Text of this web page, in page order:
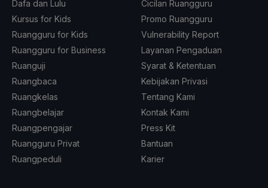
Dafa dan Lulu
Kursus for Kids
Ruangguru for Kids
Ruangguru for Business
Ruanguji
Ruangbaca
Ruangkelas
Ruangbelajar
Ruangpengajar
Ruangguru Privat
Ruangpeduli
Cicilan Ruangguru
Promo Ruangguru
Vulnerability Report
Layanan Pengaduan
Syarat & Ketentuan
Kebijakan Privasi
Tentang Kami
Kontak Kami
Press Kit
Bantuan
Karier